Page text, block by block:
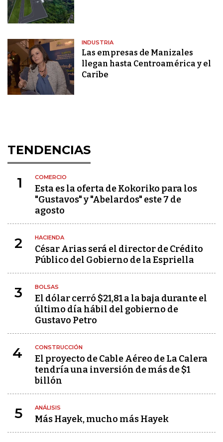
INDUSTRIA
Las empresas de Manizales
llegan hasta Centroamérica y el
Caribe
TENDENCIAS
1 COMERCIO
Esta es la oferta de Kokoriko para los
"Gustavos" y "Abelardos" este 7 de
agosto
2 HACIENDA
César Arias será el director de Crédito
Público del Gobierno de la Espriella
3 BOLSAS
El dólar cerró $21,81 a la baja durante el
último día hábil del gobierno de
Gustavo Petro
4 CONSTRUCCIÓN
El proyecto de Cable Aéreo de La Calera
tendría una inversión de más de $1
billón
5 ANÁLISIS
Más Hayek, mucho más Hayek